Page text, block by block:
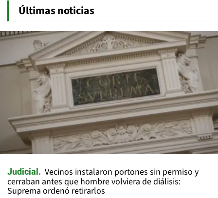
Últimas noticias
Judicial
Vecinos instalaron portones sin permiso y
cerraban antes que hombre volviera de diálisis:
Suprema ordenó retirarlos